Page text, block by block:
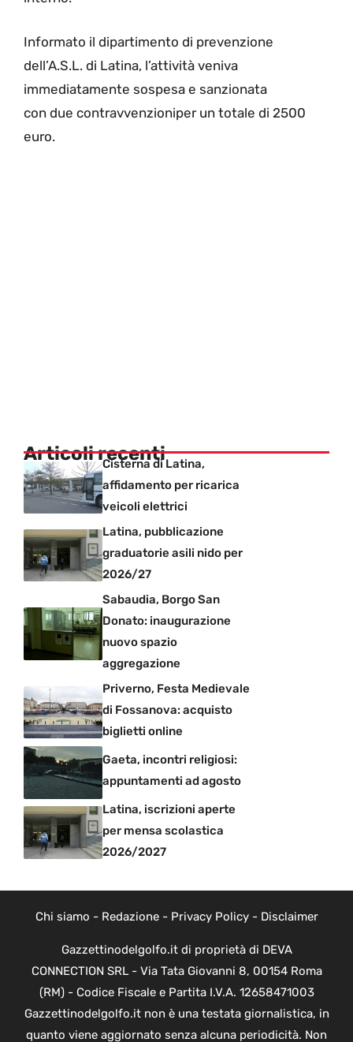
Informato il dipartimento di prevenzione
dell’A.S.L. di Latina, l’attività veniva
immediatamente sospesa e sanzionata
con due contravvenzioniper un totale di 2500
euro.
Articoli recenti
Cisterna di Latina,
affidamento per ricarica
veicoli elettrici
Latina, pubblicazione
graduatorie asili nido per
2026/27
Sabaudia, Borgo San
Donato: inaugurazione
nuovo spazio
aggregazione
Priverno, Festa Medievale
di Fossanova: acquisto
biglietti online
Gaeta, incontri religiosi:
appuntamenti ad agosto
Latina, iscrizioni aperte
per mensa scolastica
2026/2027
Chi siamo - Redazione- Privacy Policy- Disclaimer
Gazzettinodelgolfo.it di proprietà di DEVA
CONNECTION SRL - Via Tata Giovanni 8, 00154 Roma
(RM) - Codice Fiscale e Partita I.V.A. 12658471003
Gazzettinodelgolfo.it non è una testata giornalistica, in
quanto viene aggiornato senza alcuna periodicità. Non